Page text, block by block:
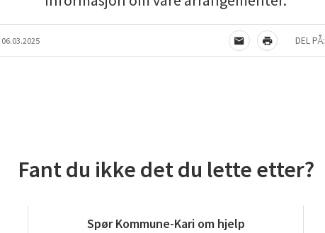
06.03.2025
TIPS EN VENN
SKRIV UT
DEL PÅ:
Fant du ikke det du lette etter?
Spør Kommune-Kari om hjelp